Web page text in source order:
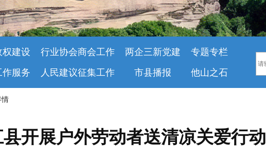
建设 行业协会商会工作 两企三新党建
专题专栏
服务 人民建议征集工作 市县播报 他山之石
情
开展户外劳动者送清凉关爱行动